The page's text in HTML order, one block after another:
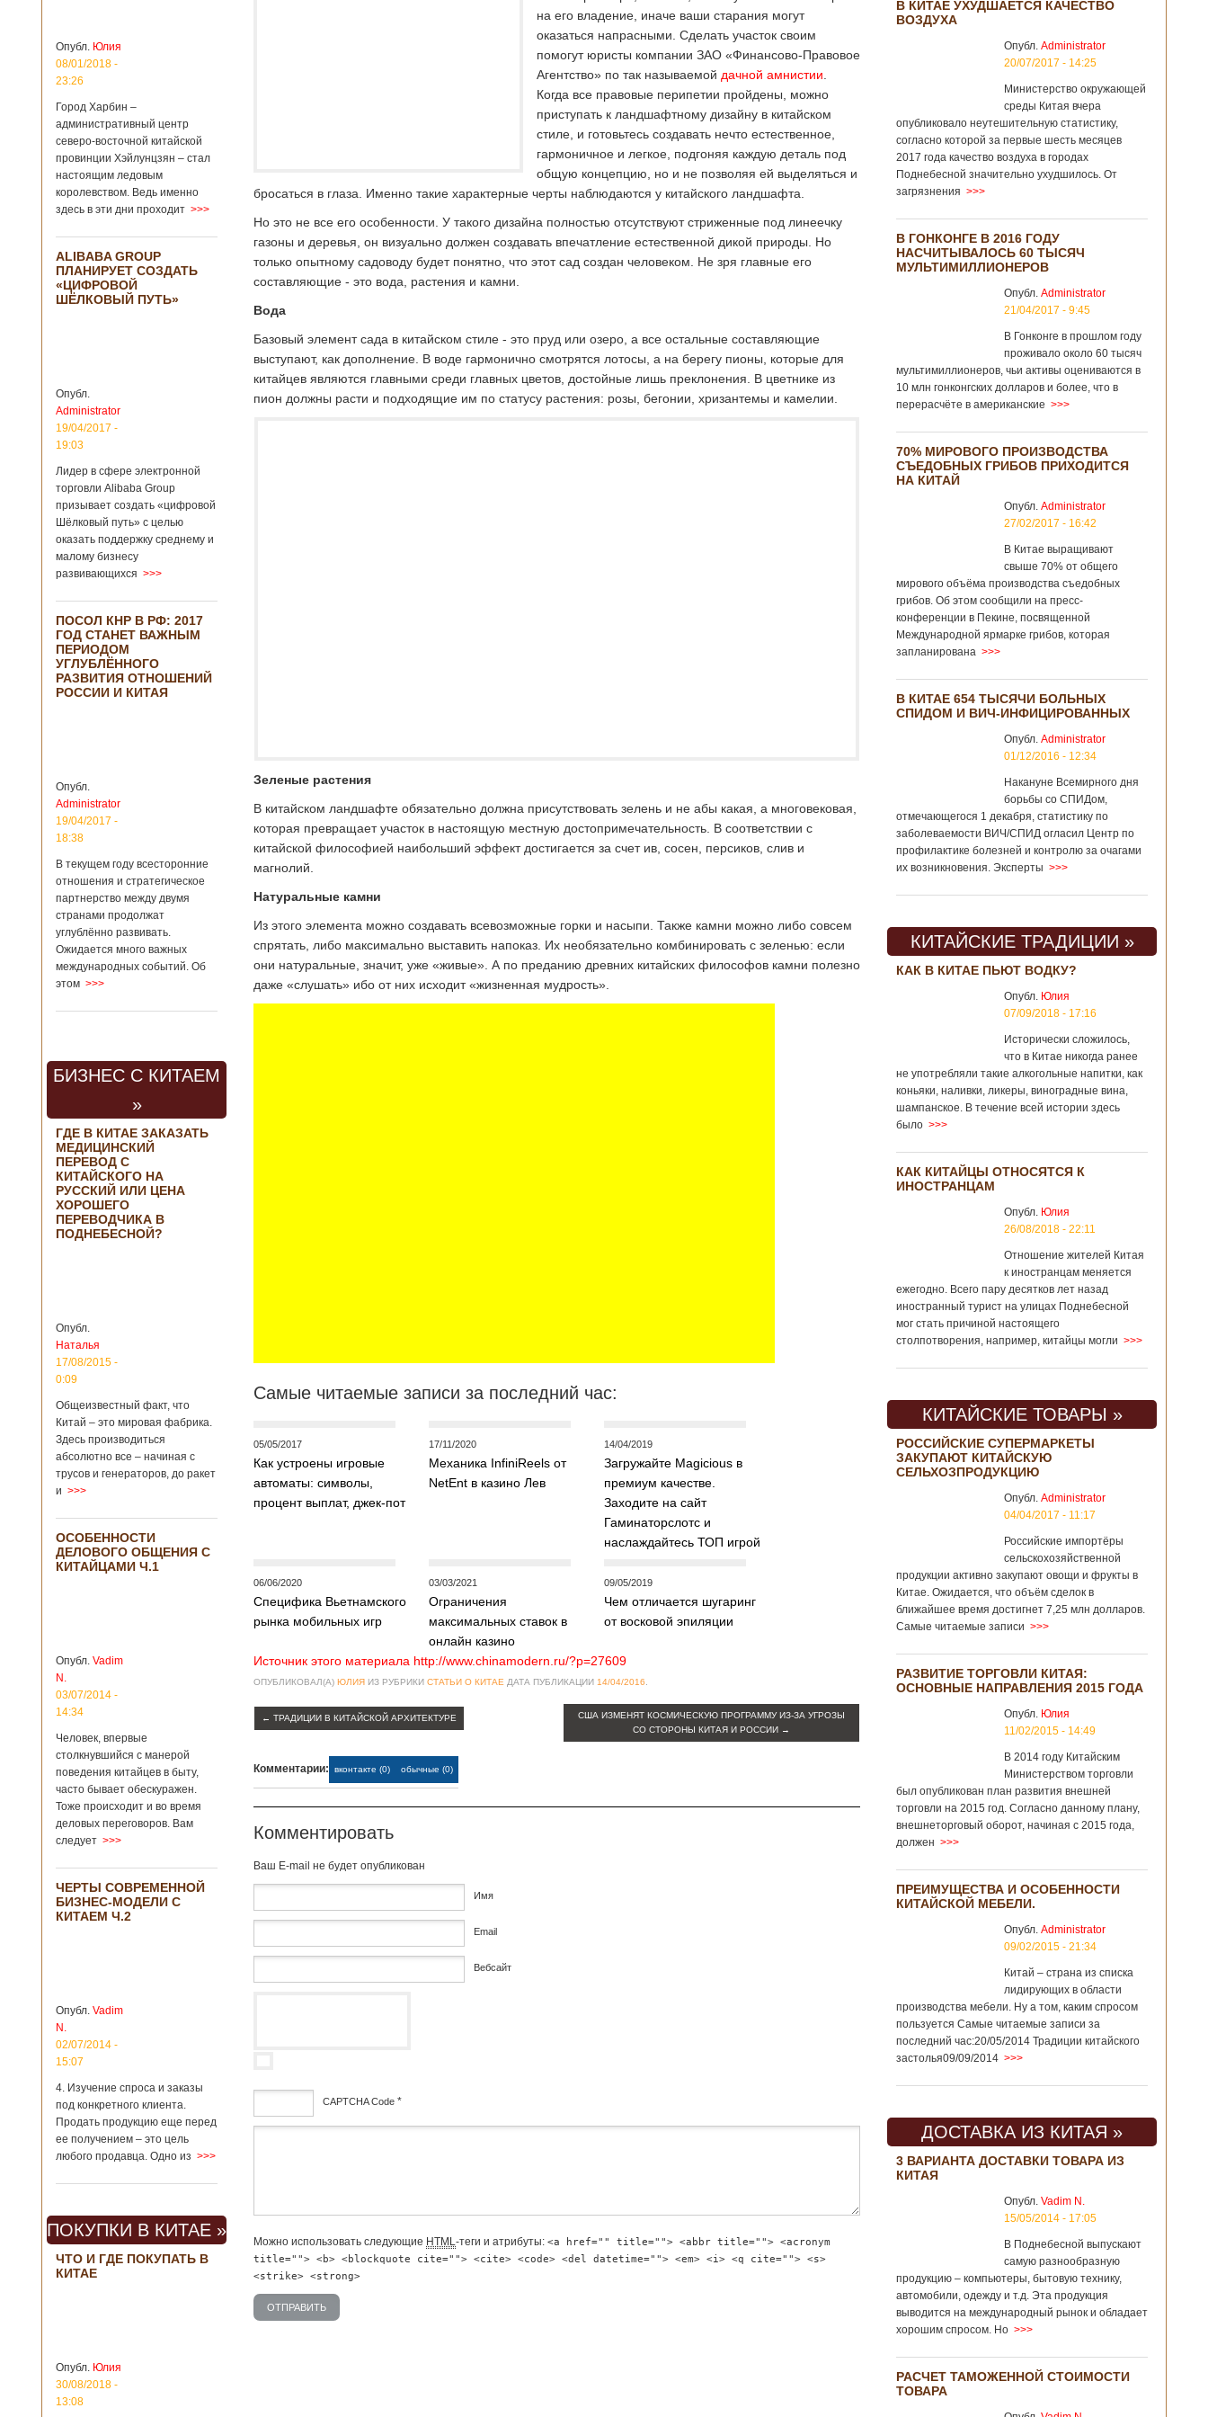
04/02/2020 - 15:45
Третий год
подряд Китай
становится
крупным
торговым
партнером
Германии
Как
свидетельствуют
данные, которые
Федеральным
статистическим
ведомством
Германии, в 2018
уже третий год
подряд. Объем
торговли между
Германией и
199,3 миллиарда
евро. Как
свидетельствуют
опубликованные
году размер
импорта из Китая
Подробнее...
21/02/2019 - 22:30
Китай и Россия
собираются
разрабатывать
тяжелый
вертолет
В ближайшее
время между
Китаем и Россией
планируется
подписание
директор по
региональной
политике и
международному
государственной
корпорации
«Ростех» Виктор
Кладов
журналистам в
ходе
выставки Aero
India-2019, которая
Россией на
разработку,
21/02/2019 - 22:26
В Китае найден
древний
крупный
бирюзовый
рудник
Китайским
археологам
удалось
обнаружить
крупнейший рудник
по добыче бирюзы
северо-западе
Китая. Об этом
сообщает
агентство Синьхуа,
Синьцзянский
институт
археологии и
культурных
реликвий. Площадь
участка, на
котором добывали
квадратных
километров.
Сообщается, что
12/02/2019 - 10:40
Удивительные
для туристов
вещи в Китае
Традиции и
образ жизни
существенно
отличаются от
европейского быта.
Мы собрали для
вас информацию о
вещах, которые
больше всего
удивляют туристов
в метрополитене В
Пекине или
Шанхае терактов
государством. Но в
метрополитене
Шанхая или
Подробнее...
23/09/2018 - 13:07
В Китае
появился на
свет ребенок
после смерти
родителей
В Китае спустя 4
года после смерти
родителей на свет
появился их
ребенок. Выносила
Перед смертью
супруги
заморозили
несколько
матери. Эмбрионы
хранились в
клинике в жидком
Опубл. Юлия
08/01/2018 -
23:26
Город Харбин –
административный центр
северо-восточной китайской
провинции Хэйлунцзян – стал
настоящим ледовым
королевством. Ведь именно
здесь в эти дни проходит >>>
ALIBABA GROUP
ПЛАНИРУЕТ СОЗДАТЬ
«ЦИФРОВОЙ
ШЁЛКОВЫЙ ПУТЬ»
Опубл.
Administrator
19/04/2017 -
19:03
Лидер в сфере электронной
торговли Alibaba Group
призывает создать «цифровой
Шёлковый путь» с целью
оказать поддержку среднему и
малому бизнесу
развивающихся >>>
ПОСОЛ КНР В РФ: 2017
ГОД СТАНЕТ ВАЖНЫМ
ПЕРИОДОМ
УГЛУБЛЁННОГО
РАЗВИТИЯ ОТНОШЕНИЙ
РОССИИ И КИТАЯ
Опубл.
Administrator
19/04/2017 -
18:38
В текущем году всесторонние
отношения и стратегическое
партнерство между двумя
странами продолжат
углублённо развивать.
Ожидается много важных
международных событий. Об
этом >>>
БИЗНЕС С КИТАЕМ
»
ГДЕ В КИТАЕ ЗАКАЗАТЬ
МЕДИЦИНСКИЙ
ПЕРЕВОД С
КИТАЙСКОГО НА
РУССКИЙ ИЛИ ЦЕНА
ХОРОШЕГО
ПЕРЕВОДЧИКА В
ПОДНЕБЕСНОЙ?
Опубл.
Наталья
17/08/2015 -
0:09
Общеизвестный факт, что
Китай – это мировая фабрика.
Здесь производиться
абсолютно все – начиная с
трусов и генераторов, до ракет
и >>>
ОСОБЕННОСТИ
ДЕЛОВОГО ОБЩЕНИЯ С
КИТАЙЦАМИ Ч.1
Опубл. Vadim
N.
03/07/2014 -
14:34
Человек, впервые
столкнувшийся с манерой
поведения китайцев в быту,
часто бывает обескуражен.
Тоже происходит и во время
деловых переговоров. Вам
следует >>>
ЧЕРТЫ СОВРЕМЕННОЙ
БИЗНЕС-МОДЕЛИ С
КИТАЕМ Ч.2
Опубл. Vadim
N.
02/07/2014 -
15:07
4. Изучение спроса и заказы
под конкретного клиента.
Продать продукцию еще перед
ее получением – это цель
любого продавца. Одно из >>>
ПОКУПКИ В КИТАЕ »
ЧТО И ГДЕ ПОКУПАТЬ В
КИТАЕ
Опубл. Юлия
30/08/2018 -
13:08
на его владение, иначе ваши старания могут
оказаться напрасными. Сделать участок своим
помогут юристы компании ЗАО «Финансово-Правовое
Агентство» по так называемой дачной амнистии
Когда все правовые перипетии пройдены, можно
приступать к ландшафтному дизайну в китайском
стиле, и готовьтесь создавать нечто естественное,
гармоничное и легкое, подгоняя каждую деталь под
общую концепцию, но и не позволяя ей выделяться и
бросаться в глаза. Именно такие характерные черты наблюдаются у китайского ландшафта.
Но это не все его особенности. У такого дизайна полностью отсутствуют стриженные под линеечку
газоны и деревья, он визуально должен создавать впечатление естественной дикой природы. Но
только опытному садоводу будет понятно, что этот сад создан человеком. Не зря главные его
составляющие - это вода, растения и камни.
Вода
Базовый элемент сада в китайском стиле - это пруд или озеро, а все остальные составляющие
выступают, как дополнение. В воде гармонично смотрятся лотосы, а на берегу пионы, которые для
китайцев являются главными среди главных цветов, достойные лишь преклонения. В цветнике из
пион должны расти и подходящие им по статусу растения: розы, бегонии, хризантемы и камелии.
Зеленые растения
В китайском ландшафте обязательно должна присутствовать зелень и не абы какая, а многовековая,
которая превращает участок в настоящую местную достопримечательность. В соответствии с
китайской философией наибольший эффект достигается за счет ив, сосен, персиков, слив и
магнолий.
Натуральные камни
Из этого элемента можно создавать всевозможные горки и насыпи. Также камни можно либо совсем
спрятать, либо максимально выставить напоказ. Их необязательно комбинировать с зеленью: если
они натуральные, значит, уже «живые». А по преданию древних китайских философов камни полезно
даже «слушать» ибо от них исходит «жизненная мудрость».
Самые читаемые записи за последний час:
05/05/2017
Как устроены игровые
автоматы: символы,
процент выплат, джек-пот
17/11/2020
Механика InfiniReels от
NetEnt в казино Лев
14/04/2019
Загружайте Magicious в
премиум качестве.
Заходите на сайт
Гаминаторслотс и
наслаждайтесь ТОП игрой
06/06/2020
Специфика Вьетнамского
рынка мобильных игр
03/03/2021
Ограничения
максимальных ставок в
онлайн казино
09/05/2019
Чем отличается шугаринг
от восковой эпиляции
Источник этого материала http://www.chinamodern.ru/?p=27609
ОПУБЛИКОВАЛ(А) ЮЛИЯ ИЗ РУБРИКИ СТАТЬИ О КИТАЕ ДАТА ПУБЛИКАЦИИ 14/04/2016
← ТРАДИЦИИ В КИТАЙСКОЙ АРХИТЕКТУРЕ
США ИЗМЕНЯТ КОСМИЧЕСКУЮ ПРОГРАММУ ИЗ-ЗА УГРОЗЫ
СО СТОРОНЫ КИТАЯ И РОССИИ →
Комментарии: вконтакте (0) обычные (0)
Комментировать
Baш E-mail не будет опубликован
Имя
Email
Вебсайт
CAPTCHA Code *
Можно использовать следующие HTML-теги и атрибуты: <a href="" title=""> <abbr title=""> <acronym
title=""> <b> <blockquote cite=""> <cite> <code> <del datetime=""> <em> <i> <q cite=""> <s>
<strike> <strong>
В КИТАЕ УХУДШАЕТСЯ КАЧЕСТВО
ВОЗДУХА
Опубл. Administrator
20/07/2017 - 14:25
Министерство окружающей
среды Китая вчера
опубликовало неутешительную статистику,
согласно которой за первые шесть месяцев
2017 года качество воздуха в городах
Поднебесной значительно ухудшилось. От
загрязнения >>>
В ГОНКОНГЕ В 2016 ГОДУ
НАСЧИТЫВАЛОСЬ 60 ТЫСЯЧ
МУЛЬТИМИЛЛИОНЕРОВ
Опубл. Administrator
21/04/2017 - 9:45
В Гонконге в прошлом году
проживало около 60 тысяч
мультимиллионеров, чьи активы оцениваются в
10 млн гонконгских долларов и более, что в
перерасчёте в американские >>>
70% МИРОВОГО ПРОИЗВОДСТВА
СЪЕДОБНЫХ ГРИБОВ ПРИХОДИТСЯ
НА КИТАЙ
Опубл. Administrator
27/02/2017 - 16:42
В Китае выращивают
свыше 70% от общего
мирового объёма производства съедобных
грибов. Об этом сообщили на пресс-
конференции в Пекине, посвященной
Международной ярмарке грибов, которая
запланирована >>>
В КИТАЕ 654 ТЫСЯЧИ БОЛЬНЫХ
СПИДОМ И ВИЧ-ИНФИЦИРОВАННЫХ
Опубл. Administrator
01/12/2016 - 12:34
Накануне Всемирного дня
борьбы со СПИДом,
отмечающегося 1 декабря, статистику по
заболеваемости ВИЧ/СПИД огласил Центр по
профилактике болезней и контролю за очагами
их возникновения. Эксперты >>>
КИТАЙСКИЕ ТРАДИЦИИ »
КАК В КИТАЕ ПЬЮТ ВОДКУ?
Опубл. Юлия
07/09/2018 - 17:16
Исторически сложилось,
что в Китае никогда ранее
не употребляли такие алкогольные напитки, как
коньяки, наливки, ликеры, виноградные вина,
шампанское. В течение всей истории здесь
было >>>
КАК КИТАЙЦЫ ОТНОСЯТСЯ К
ИНОСТРАНЦАМ
Опубл. Юлия
26/08/2018 - 22:11
Отношение жителей Китая
к иностранцам меняется
ежегодно. Всего пару десятков лет назад
иностранный турист на улицах Поднебесной
мог стать причиной настоящего
столпотворения, например, китайцы могли >>>
КИТАЙСКИЕ ТОВАРЫ »
РОССИЙСКИЕ СУПЕРМАРКЕТЫ
ЗАКУПАЮТ КИТАЙСКУЮ
СЕЛЬХОЗПРОДУКЦИЮ
Опубл. Administrator
04/04/2017 - 11:17
Российские импортёры
сельскохозяйственной
продукции активно закупают овощи и фрукты в
Китае. Ожидается, что объём сделок в
ближайшее время достигнет 7,25 млн долларов.
Самые читаемые записи >>>
РАЗВИТИЕ ТОРГОВЛИ КИТАЯ:
ОСНОВНЫЕ НАПРАВЛЕНИЯ 2015 ГОДА
Опубл. Юлия
11/02/2015 - 14:49
В 2014 году Китайским
Министерством торговли
был опубликован план развития внешней
торговли на 2015 год. Согласно данному плану,
внешнеторговый оборот, начиная с 2015 года,
должен >>>
ПРЕИМУЩЕСТВА И ОСОБЕННОСТИ
КИТАЙСКОЙ МЕБЕЛИ.
Опубл. Administrator
09/02/2015 - 21:34
Китай – страна из списка
лидирующих в области
производства мебели. Ну а том, каким спросом
пользуется Самые читаемые записи за
последний час:20/05/2014 Традиции китайского
застолья09/09/2014 >>>
ДОСТАВКА ИЗ КИТАЯ »
3 ВАРИАНТА ДОСТАВКИ ТОВАРА ИЗ
КИТАЯ
Опубл. Vadim N.
15/05/2014 - 17:05
В Поднебесной выпускают
самую разнообразную
продукцию – компьютеры, бытовую технику,
автомобили, одежду и т.д. Эта продукция
выводится на международный рынок и обладает
хорошим спросом. Но >>>
РАСЧЕТ ТАМОЖЕННОЙ СТОИМОСТИ
ТОВАРА